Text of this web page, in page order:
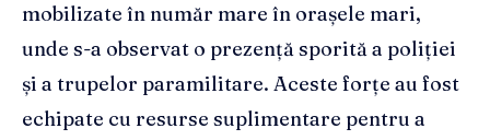
mobilizate în număr mare în orașele mari,
unde s-a observat o prezență sporită a poliției
și a trupelor paramilitare. Aceste forțe au fost
echipate cu resurse suplimentare pentru a